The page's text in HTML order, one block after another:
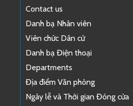
Contact us
Danh bạ Nhân viên
Viên chức Dân cử
Danh bạ Điện thoại
Departments
Địa điểm Văn phòng
Ngày lễ và Thời gian Đóng cửa